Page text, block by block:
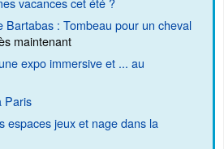
Bartabas : Tombeau pour un cheval
maintenant
expo immersive et ... au
Paris
espaces jeux et nage dans la